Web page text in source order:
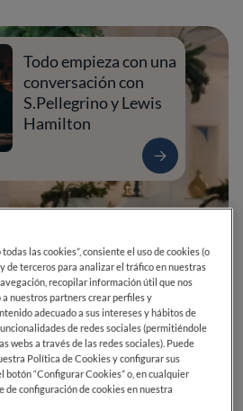
0 0 0 0
Todo empieza con una
conversación con
S.Pellegrino y Lewis
Hamilton
las cookies”, consiente el uso de cookies (o
de terceros para analizar el tráfico en nuestras
recopilar información útil que nos
nuestros partners crear perfiles y
adecuado a sus intereses y hábitos de
de redes sociales (permitiéndole
webs a través de las redes sociales). Puede
Política de Cookies y configurar sus
botón “Configurar Cookies” o, en cualquier
de configuración de cookies en nuestra